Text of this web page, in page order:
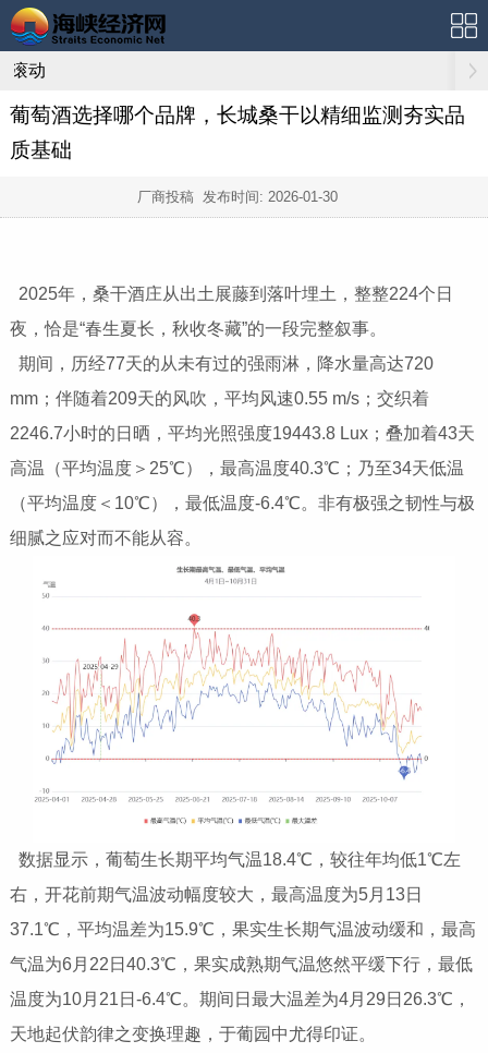
滚动
葡萄酒选择哪个品牌，长城桑干以精细监测夯实品
质基础
厂商投稿 发布时间: 2026-01-30
2025年，桑干酒庄从出土展藤到落叶埋土，整整224个日
夜，恰是“春生夏长，秋收冬藏”的一段完整叙事。
期间，历经77天的从未有过的强雨淋，降水量高达720
mm；伴随着209天的风吹，平均风速0.55 m/s；交织着
2246.7小时的日晒，平均光照强度19443.8 Lux；叠加着43天
高温（平均温度＞25℃），最高温度40.3℃；乃至34天低温
（平均温度＜10℃），最低温度-6.4℃。非有极强之韧性与极
细腻之应对而不能从容。
数据显示，葡萄生长期平均气温18.4℃，较往年均低1℃左
右，开花前期气温波动幅度较大，最高温度为5月13日
37.1℃，平均温差为15.9℃，果实生长期气温波动缓和，最高
气温为6月22日40.3℃，果实成熟期气温悠然平缓下行，最低
温度为10月21日-6.4℃。期间日最大温差为4月29日26.3℃，
天地起伏韵律之变换理趣，于葡园中尤得印证。